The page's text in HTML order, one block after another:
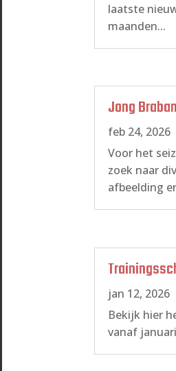
laatste
maanden...
Jong
feb 24, 2026
Voor het
zoek naar
afbeelding
jan 12, 2026
Bekijk hier
vanaf